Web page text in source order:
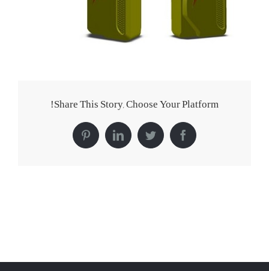
Share This Story, Choose Your Platform!
Facebook
Twitter
LinkedIn
Pinterest